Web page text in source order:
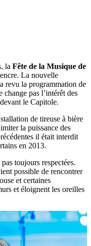
la Fête de la Musique de
La nouvelle
revu la programmation de
change pas l’intérêt des
le Capitole.
de tireuse à bière
la puissance des
il était interdit
en 2013.
toujours respectées.
possible de rencontrer
et certaines
et éloignent les oreilles